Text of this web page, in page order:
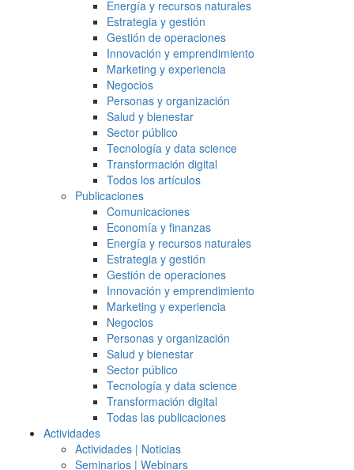
Energía y recursos naturales
Estrategia y gestión
Gestión de operaciones
Innovación y emprendimiento
Marketing y experiencia
Negocios
Personas y organización
Salud y bienestar
Sector público
Tecnología y data science
Transformación digital
Todos los artículos
Publicaciones
Comunicaciones
Economía y finanzas
Energía y recursos naturales
Estrategia y gestión
Gestión de operaciones
Innovación y emprendimiento
Marketing y experiencia
Negocios
Personas y organización
Salud y bienestar
Sector público
Tecnología y data science
Transformación digital
Todas las publicaciones
Actividades
Actividades | Noticias
Seminarios | Webinars